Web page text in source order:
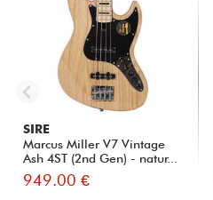
SIRE
Marcus Miller V7 Vintage
Ash 4ST (2nd Gen) - natur...
949.00 €